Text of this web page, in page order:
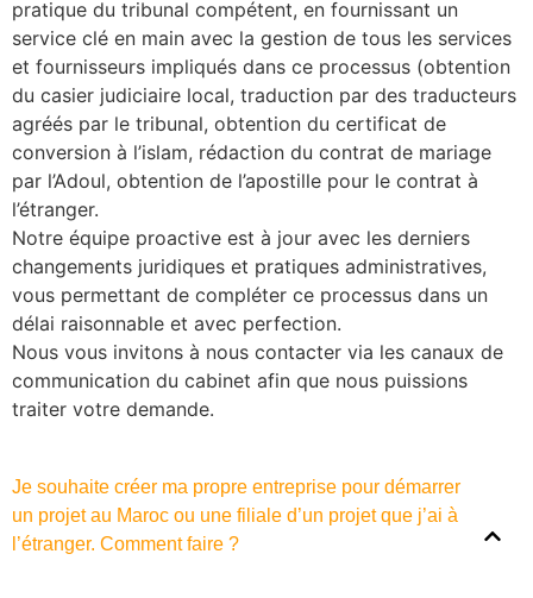
pratique du tribunal compétent, en fournissant un
service clé en main avec la gestion de tous les services
et fournisseurs impliqués dans ce processus (obtention
du casier judiciaire local, traduction par des traducteurs
agréés par le tribunal, obtention du certificat de
conversion à l’islam, rédaction du contrat de mariage
par l’Adoul, obtention de l’apostille pour le contrat à
l’étranger.
Notre équipe proactive est à jour avec les derniers
changements juridiques et pratiques administratives,
vous permettant de compléter ce processus dans un
délai raisonnable et avec perfection.
Nous vous invitons à nous contacter via les canaux de
communication du cabinet afin que nous puissions
traiter votre demande.
Je souhaite créer ma propre entreprise pour démarrer
un projet au Maroc ou une filiale d’un projet que j’ai à
l’étranger. Comment faire ?